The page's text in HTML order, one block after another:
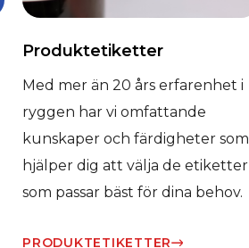
Produktetiketter
Med mer än 20 års erfarenhet i
ryggen har vi omfattande
kunskaper och färdigheter som
hjälper dig att välja de etiketter
som passar bäst för dina behov.
PRODUKTETIKETTER​